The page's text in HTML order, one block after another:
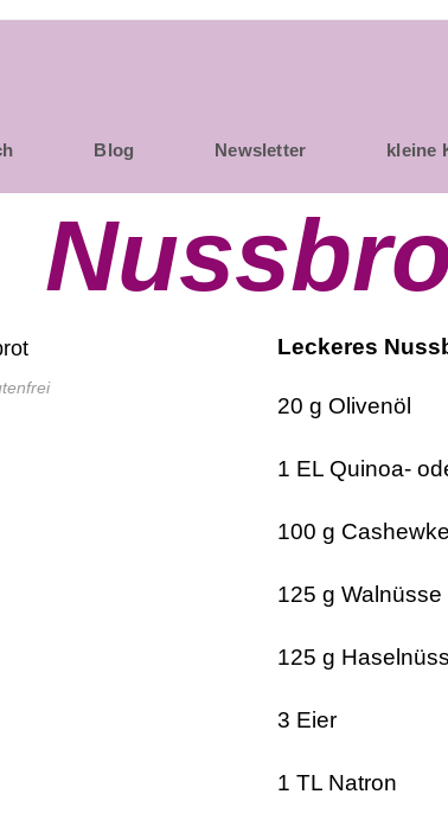
Blog Newsletter kleine
Leckeres
20 g Olivenöl
1 EL Quinoa-
100 g
125 g Walnüsse
125 g
3 Eier
1 TL Natron